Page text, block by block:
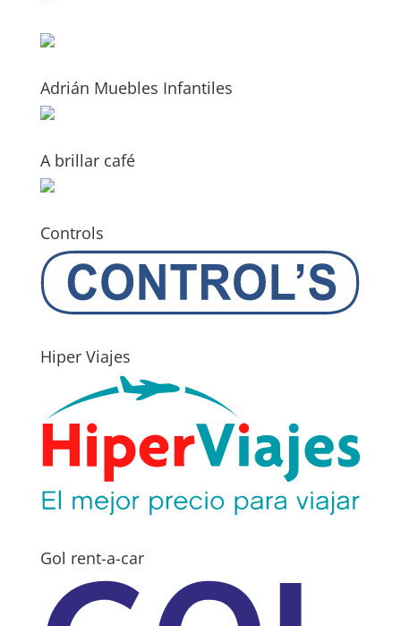
Adrián Muebles Infantiles
A brillar café
Controls
Hiper Viajes
Gol rent-a-car